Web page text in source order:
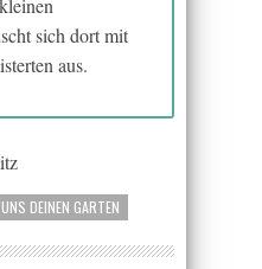
sich dort mit
aus.
DEINEN GARTEN